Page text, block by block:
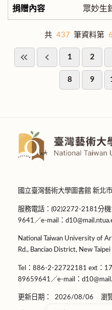
眾妙生
共 437 筆資料第
1 2
8 9
國立臺灣藝術大學圖書館 新北
服務電話：(02)2272-2181分
9641／e-mail：
National Taiwan University of
Rd., Banciao District, New
Tel：886-2-22722181 ext：
89659641／e-mail：
更新日期： 2026/08/06 瀏